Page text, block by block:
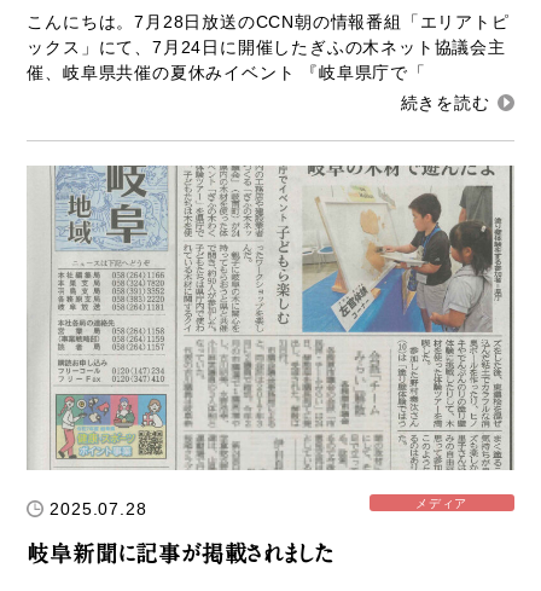
ぎふの木ガーデン
ぎふの木ネットの家づくり
補助金・お得情報
モクタウンとは
施工事例
岐阜県産材商品
参加企業/団体一覧
Column
こんにちは。7月28日放送のCCN朝の情報番組「エリアトピ
ックス」にて、7月24日に開催したぎふの木ネット協議会主
催、岐阜県共催の夏休みイベント 『岐阜県庁で「
2025.07.28 メディア
岐阜新聞に記事が掲載されました